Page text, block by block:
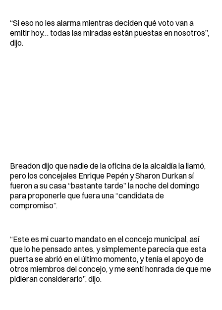
“Si eso no les alarma mientras deciden qué voto van a
emitir hoy… todas las miradas están puestas en nosotros”,
dijo.
Breadon dijo que nadie de la oficina de la alcaldía la llamó,
pero los concejales Enrique Pepén y Sharon Durkan sí
fueron a su casa “bastante tarde” la noche del domingo
para proponerle que fuera una “candidata de
compromiso”.
“Este es mi cuarto mandato en el concejo municipal, así
que lo he pensado antes, y simplemente parecía que esta
puerta se abrió en el último momento, y tenía el apoyo de
otros miembros del concejo, y me sentí honrada de que me
pidieran considerarlo”, dijo.